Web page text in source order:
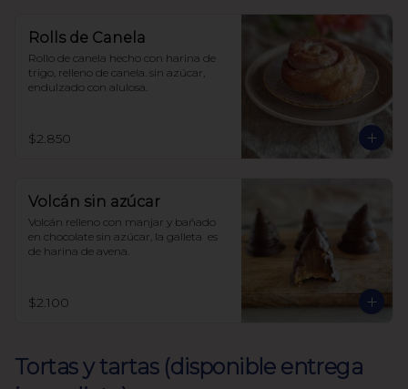
Rolls de Canela
Rollo de canela hecho con harina de
trigo, relleno de canela. sin azúcar,
endulzado con alulosa.
$2.850
Volcán sin azúcar
Volcán relleno con manjar y bañado
en chocolate sin azúcar, la galleta  es
de harina de avena.
$2.100
Tortas y tartas (disponible entrega